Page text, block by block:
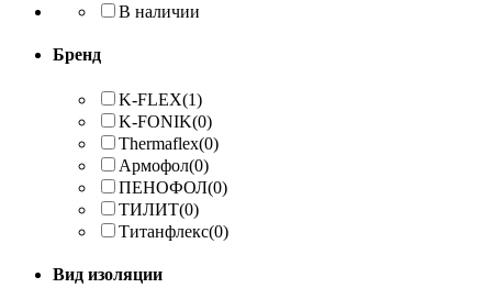
В наличии
Бренд
K-FLEX(1)
K-FONIK(0)
Thermaflex(0)
Армофол(0)
ПЕНОФОЛ(0)
ТИЛИТ(0)
Титанфлекс(0)
Вид изоляции